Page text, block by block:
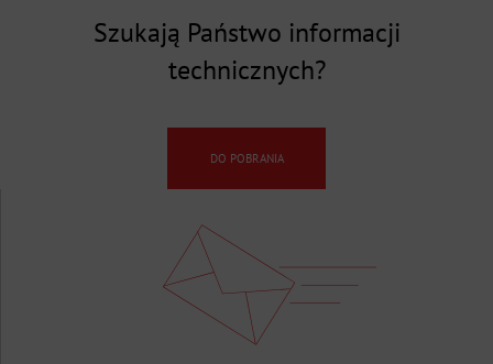
Szukają Państwo informacji
technicznych?
DO POBRANIA